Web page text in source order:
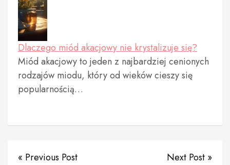
Dlaczego miód akacjowy nie krystalizuje się?
Miód akacjowy to jeden z najbardziej cenionych
rodzajów miodu, który od wieków cieszy się
popularnością…
« Previous Post Next Post »